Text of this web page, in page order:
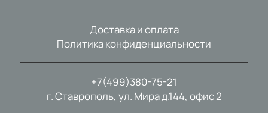
+7(499)380-75-21
г. Ставрополь, ул. Мира д.144, офис 2
Доставка и оплата
Политика конфиденциальности